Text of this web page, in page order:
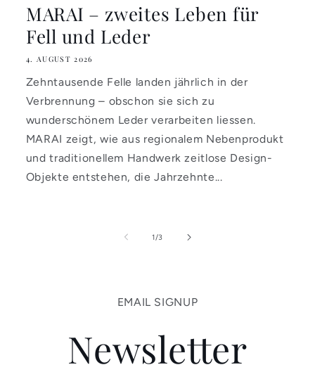
MARAI – zweites Leben für
Fell und Leder
4. AUGUST 2026
Zehntausende Felle landen jährlich in der
Verbrennung – obschon sie sich zu
wunderschönem Leder verarbeiten liessen.
MARAI zeigt, wie aus regionalem Nebenprodukt
und traditionellem Handwerk zeitlose Design-
Objekte entstehen, die Jahrzehnte...
1/von
3
EMAIL SIGNUP
Newsletter